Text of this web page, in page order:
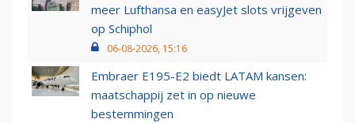
meer Lufthansa en easyJet slots vrijgeven
op Schiphol
06-08-2026, 15:16
Embraer E195-E2 biedt LATAM kansen:
maatschappij zet in op nieuwe
bestemmingen